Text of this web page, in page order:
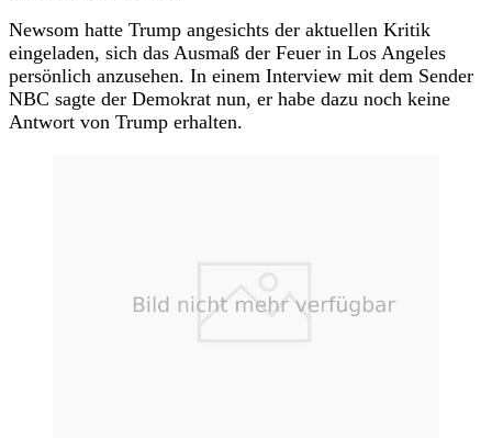
Newsom hatte Trump angesichts der aktuellen Kritik
eingeladen, sich das Ausmaß der Feuer in Los Angeles
persönlich anzusehen. In einem Interview mit dem Sender
NBC sagte der Demokrat nun, er habe dazu noch keine
Antwort von Trump erhalten.